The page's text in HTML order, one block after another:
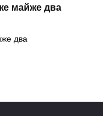
майже два
два